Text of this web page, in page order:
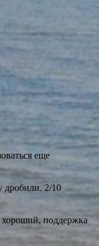
еще
2/10
хороший, поддержка